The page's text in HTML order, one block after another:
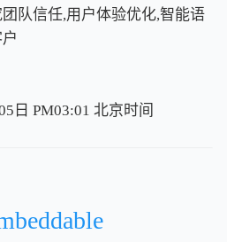
队信任,用户体验优化,智能语
日 PM03:01 北京时间
北京时间